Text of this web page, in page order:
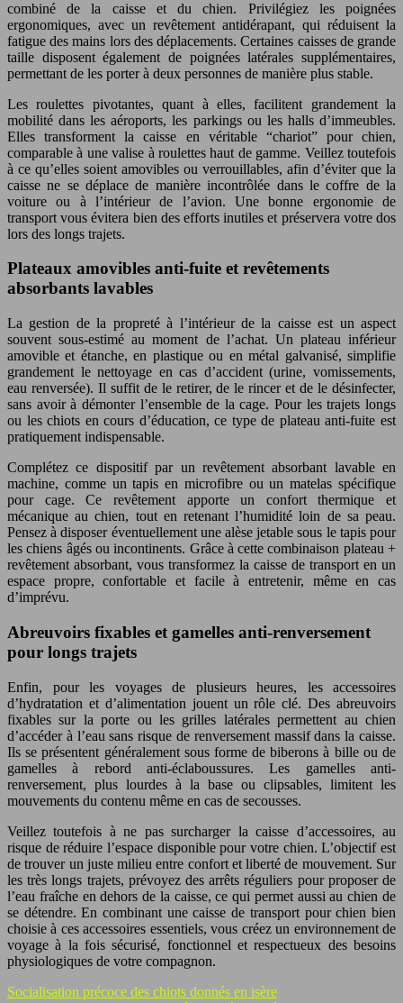
combiné de la caisse et du chien. Privilégiez les poignées
ergonomiques, avec un revêtement antidérapant, qui réduisent la
fatigue des mains lors des déplacements. Certaines caisses de grande
taille disposent également de poignées latérales supplémentaires,
permettant de les porter à deux personnes de manière plus stable.
Les roulettes pivotantes, quant à elles, facilitent grandement la
mobilité dans les aéroports, les parkings ou les halls d’immeubles.
Elles transforment la caisse en véritable “chariot” pour chien,
comparable à une valise à roulettes haut de gamme. Veillez toutefois
à ce qu’elles soient amovibles ou verrouillables, afin d’éviter que la
caisse ne se déplace de manière incontrôlée dans le coffre de la
voiture ou à l’intérieur de l’avion. Une bonne ergonomie de
transport vous évitera bien des efforts inutiles et préservera votre dos
lors des longs trajets.
Plateaux amovibles anti-fuite et revêtements
absorbants lavables
La gestion de la propreté à l’intérieur de la caisse est un aspect
souvent sous-estimé au moment de l’achat. Un plateau inférieur
amovible et étanche, en plastique ou en métal galvanisé, simplifie
grandement le nettoyage en cas d’accident (urine, vomissements,
eau renversée). Il suffit de le retirer, de le rincer et de le désinfecter,
sans avoir à démonter l’ensemble de la cage. Pour les trajets longs
ou les chiots en cours d’éducation, ce type de plateau anti-fuite est
pratiquement indispensable.
Complétez ce dispositif par un revêtement absorbant lavable en
machine, comme un tapis en microfibre ou un matelas spécifique
pour cage. Ce revêtement apporte un confort thermique et
mécanique au chien, tout en retenant l’humidité loin de sa peau.
Pensez à disposer éventuellement une alèse jetable sous le tapis pour
les chiens âgés ou incontinents. Grâce à cette combinaison plateau +
revêtement absorbant, vous transformez la caisse de transport en un
espace propre, confortable et facile à entretenir, même en cas
d’imprévu.
Abreuvoirs fixables et gamelles anti-renversement
pour longs trajets
Enfin, pour les voyages de plusieurs heures, les accessoires
d’hydratation et d’alimentation jouent un rôle clé. Des abreuvoirs
fixables sur la porte ou les grilles latérales permettent au chien
d’accéder à l’eau sans risque de renversement massif dans la caisse.
Ils se présentent généralement sous forme de biberons à bille ou de
gamelles à rebord anti-éclaboussures. Les gamelles anti-
renversement, plus lourdes à la base ou clipsables, limitent les
mouvements du contenu même en cas de secousses.
Veillez toutefois à ne pas surcharger la caisse d’accessoires, au
risque de réduire l’espace disponible pour votre chien. L’objectif est
de trouver un juste milieu entre confort et liberté de mouvement. Sur
les très longs trajets, prévoyez des arrêts réguliers pour proposer de
l’eau fraîche en dehors de la caisse, ce qui permet aussi au chien de
se détendre. En combinant une caisse de transport pour chien bien
choisie à ces accessoires essentiels, vous créez un environnement de
voyage à la fois sécurisé, fonctionnel et respectueux des besoins
physiologiques de votre compagnon.
Socialisation précoce des chiots donnés en isère